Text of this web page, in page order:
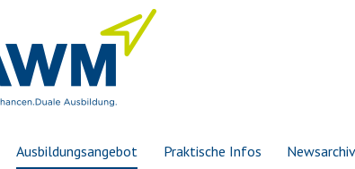
Ausbildungsangebot Praktische Infos Newsarchiv